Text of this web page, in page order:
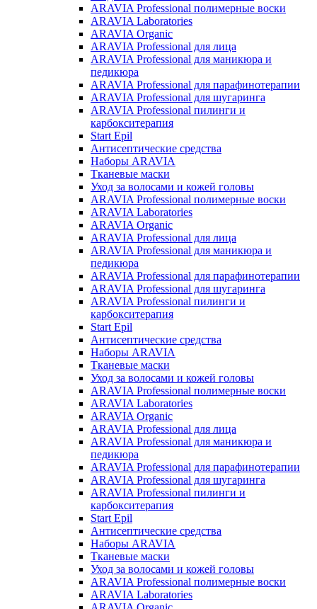
ARAVIA Professional полимерные воски
ARAVIA Laboratories
ARAVIA Organic
ARAVIA Professional для лица
ARAVIA Professional для маникюра и
педикюра
ARAVIA Professional для парафинотерапии
ARAVIA Professional для шугаринга
ARAVIA Professional пилинги и
карбокситерапия
Start Epil
Антисептические средства
Наборы ARAVIA
Тканевые маски
Уход за волосами и кожей головы
ARAVIA Professional полимерные воски
ARAVIA Laboratories
ARAVIA Organic
ARAVIA Professional для лица
ARAVIA Professional для маникюра и
педикюра
ARAVIA Professional для парафинотерапии
ARAVIA Professional для шугаринга
ARAVIA Professional пилинги и
карбокситерапия
Start Epil
Антисептические средства
Наборы ARAVIA
Тканевые маски
Уход за волосами и кожей головы
ARAVIA Professional полимерные воски
ARAVIA Laboratories
ARAVIA Organic
ARAVIA Professional для лица
ARAVIA Professional для маникюра и
педикюра
ARAVIA Professional для парафинотерапии
ARAVIA Professional для шугаринга
ARAVIA Professional пилинги и
карбокситерапия
Start Epil
Антисептические средства
Наборы ARAVIA
Тканевые маски
Уход за волосами и кожей головы
ARAVIA Professional полимерные воски
ARAVIA Laboratories